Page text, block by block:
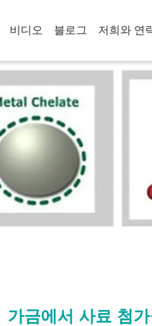
비디오 블로그 저희와 연
가금에서 사료 첨